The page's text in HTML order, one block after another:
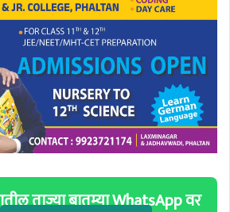
ताज्या बातम्या WhatsApp वर